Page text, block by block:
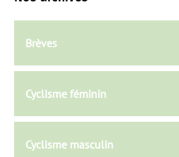
Brèves
Cyclisme féminin
Cyclisme masculin